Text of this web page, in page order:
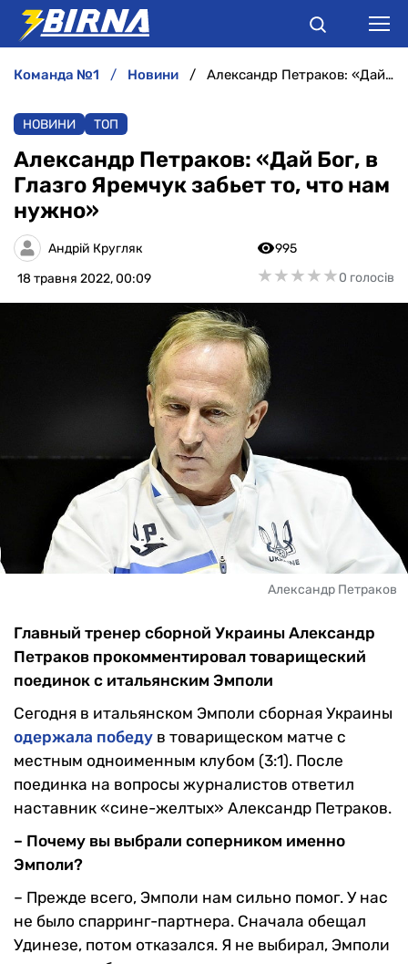
АНАЛІТИКА
ІНТЕРВ'Ю
РІЗНЕ
БУКМЕКЕРИ
команда №1 новини Александр Петраков: «Дай Бог, в Глазго Яремчук забьет то, что нам нужно»
НОВИНИ ТОП
Александр Петраков: «Дай Бог, в
Глазго Яремчук забьет то, что нам
нужно»
Андрій Кругляк
18 травня 2022, 00:09
995
★★★★★
★★★★★0 голосів
Александр Петраков
Главный тренер сборной Украины Александр
Петраков прокомментировал товарищеский
поединок с итальянским Эмполи
Сегодня в итальянском Эмполи сборная Украины
одержала победу в товарищеском матче с
местным одноименным клубом (3:1). После
поединка на вопросы журналистов ответил
наставник «сине-желтых» Александр Петраков.
– Почему вы выбрали соперником именно
Эмполи?
– Прежде всего, Эмполи нам сильно помог. У нас
не было спарринг-партнера. Сначала обещал
Удинезе, потом отказался. Я не выбирал, Эмполи